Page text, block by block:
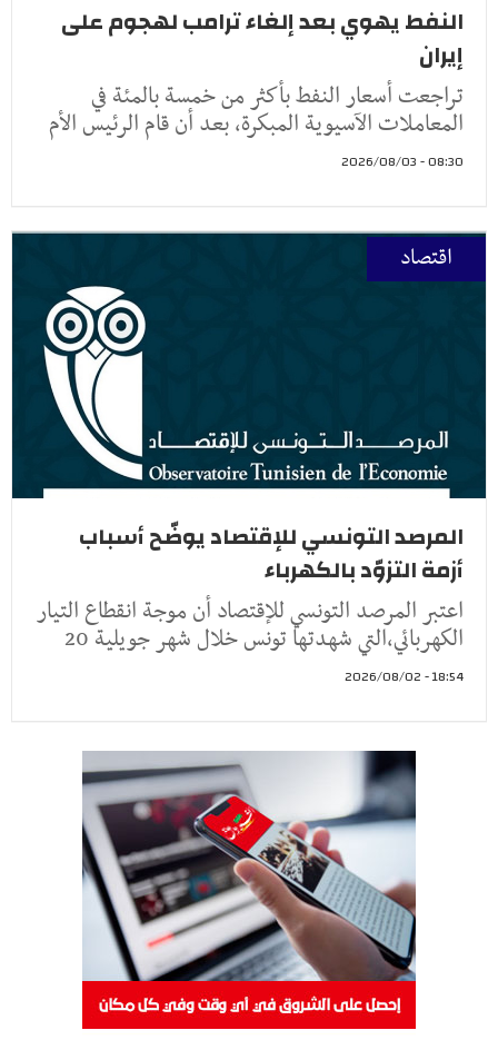
النفط يهوي بعد إلغاء ترامب لهجوم على
إيران
تراجعت أسعار النفط ​بأكثر من خمسة ‌بالمئة في
المعاملات الآسيوية المبكرة، بعد أن ​قام الرئيس ​الأم
08:30 - 2026/08/03
اقتصاد
المرصد التونسي للإقتصاد يوضّح أسباب
أزمة التزوّد بالكهرباء
اعتبر المرصد التونسي للإقتصاد أن موجة انقطاع التيار
الكهربائي،التي شهدتها تونس خلال شهر جويلية 20
18:54 - 2026/08/02